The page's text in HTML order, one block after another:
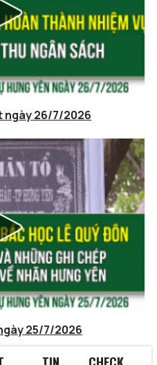
ngày 26/7/2026
25/7/2026